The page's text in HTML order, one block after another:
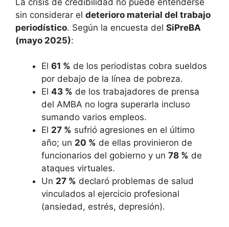
sin considerar el deterioro material del trabajo
periodístico. Según la encuesta del SiPreBA
(mayo 2025):
El 61 % de los periodistas cobra sueldos
por debajo de la línea de pobreza.
El 43 % de los trabajadores de prensa
del AMBA no logra superarla incluso
sumando varios empleos.
El 27 % sufrió agresiones en el último
año; un 20 % de ellas provinieron de
funcionarios del gobierno y un 78 % de
ataques virtuales.
Un 27 % declaró problemas de salud
vinculados al ejercicio profesional
(ansiedad, estrés, depresión).